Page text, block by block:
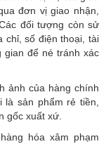
đơn vị giao nhận,
đối tượng còn sử
chỉ, số điện thoại, tài
gian để né tránh xác
ảnh của hàng chính
sản phẩm rẻ tiền,
gốc xuất xứ.
hóa xâm phạm